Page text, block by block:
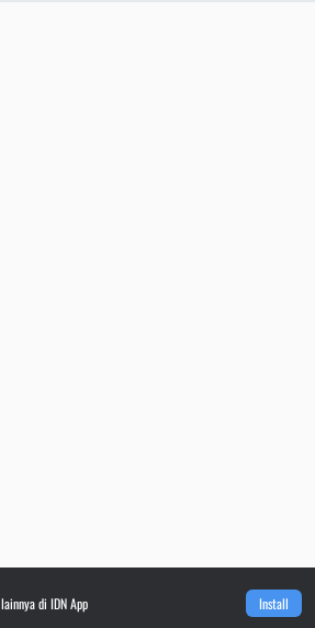
lainnya di IDN App Install